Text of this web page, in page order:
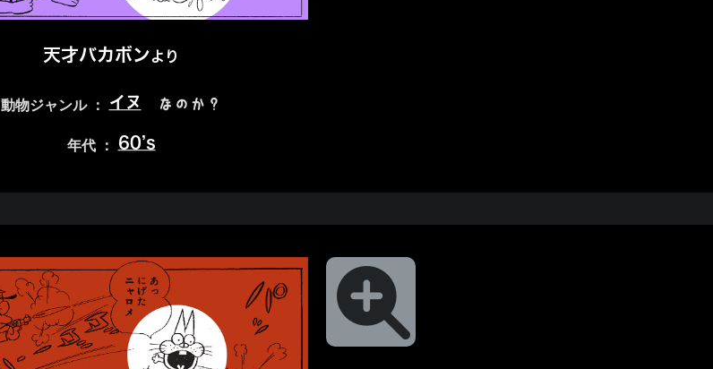
天才バカボンより
動物ジャンル ： イヌ なのか？
年代 ： 60’s